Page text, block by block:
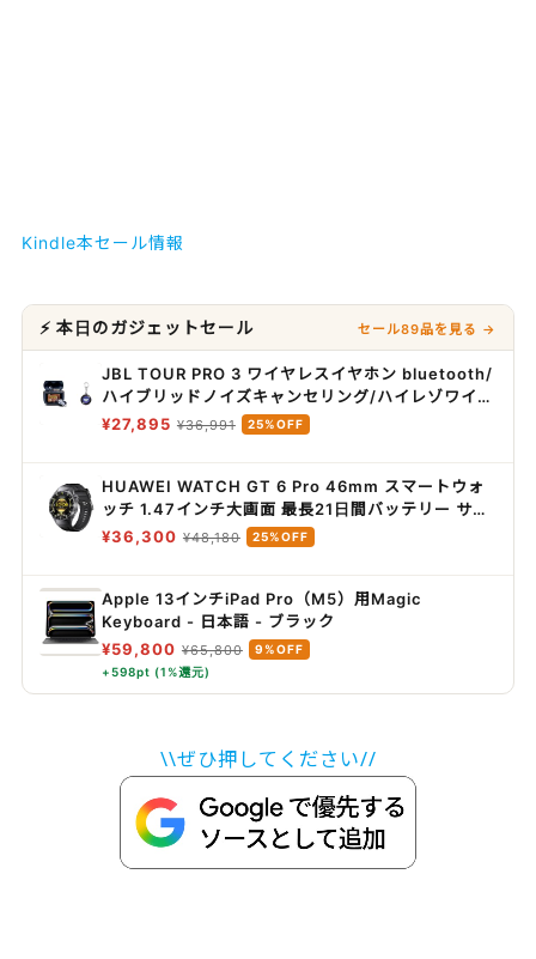
Kindle本セール情報
⚡ 本日のガジェットセール セール89品を見る →
JBL TOUR PRO 3 ワイヤレスイヤホン bluetooth/
ハイブリッドノイズキャンセリング/ハイレゾワイヤ
レスLDAC/デュアルドライバー/マルチポイント/防
スプレイ搭載/ネイビー / JBLTOURPRO3navy+
【Amazon.co.jp限定】The Music × Amazon
Music ミュージックキーホルダー
¥27,895 ¥36,991 25%OFF
HUAWEI WATCH GT 6 Pro 46mm スマートウォ
ッチ 1.47インチ大画面 最長21日間バッテリー サイ
クリング/登山/進化したゴルフナビ スポーツモード
リング iOS/Android対応 ブラック
¥36,300 ¥48,180 25%OFF
Apple 13インチiPad Pro（M5）用Magic
Keyboard - 日本語 - ブラック ​​​​​​​
¥59,800 ¥65,800
9%OFF
+598pt (1%還元)
\\ぜひ押してください//